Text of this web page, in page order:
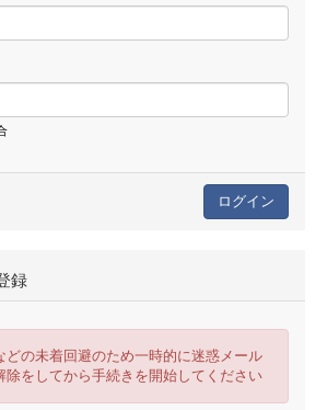
録
どの未着回避のため一時的に迷惑メール
除をしてから手続きを開始してください